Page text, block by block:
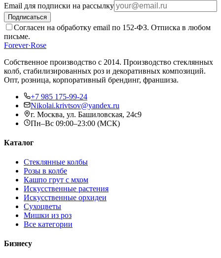
Email для подписки на рассылку
Подписаться
Согласен на обработку email по 152-ФЗ. Отписка в любом
письме.
Forever·Rose
Собственное производство с 2014. Производство стеклянных
колб, стабилизированных роз и декоративных композиций.
Опт, розница, корпоративный брендинг, франшиза.
+7 985 175-99-24
Nikolai.krivtsov@yandex.ru
г. Москва, ул. Башиловская, 24с9
Пн–Вс 09:00–23:00 (МСК)
Каталог
Стеклянные колбы
Розы в колбе
Кашпо грут с мхом
Искусственные растения
Искусственные орхидеи
Сухоцветы
Мишки из роз
Все категории
Бизнесу